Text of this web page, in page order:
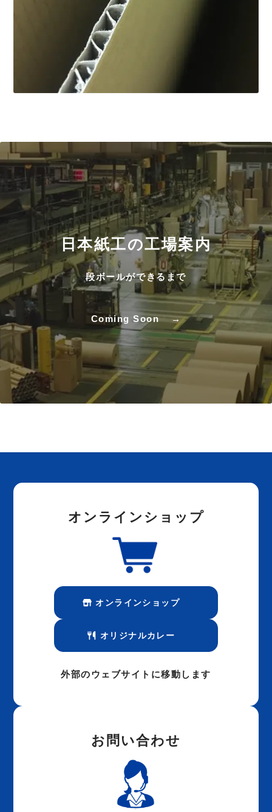
日本紙工の工場案内
段ボールができるまで
Coming Soon
オンラインショップ
オンラインショップ
オリジナルカレー
外部のウェブサイトに移動します
お問い合わせ